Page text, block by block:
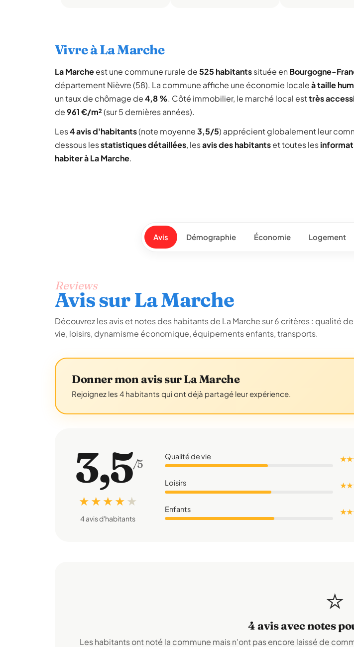
Vivre à La Marche
La Marcheest une commune rurale de525 habitantssituée en Bourgogne-
département Nièvre (58). La commune affiche une économie localeà taille
un taux de chômage de4,8 %. Côté immobilier, le marché local esttrès
de961 €/m²(sur 5 dernières années).
Les4 avis d'habitants(note moyenne3,5/5) apprécient globalement leur
dessous lesstatistiques détaillées, lesavis des habitantset toutes les
habiter à La Marche.
Avis Démographie Économie Logement
Reviews
Avis sur La Marche
Découvrez les avis et notes des habitants de La Marche sur 6 critères : qualité
vie, loisirs, dynamisme économique, équipements enfants, transports.
Donner mon avis sur La Marche
Rejoignez les 4 habitants qui ont déjà partagé leur expérience.
3,5/5
★ ★ ★ ★ ★
4 avis d'habitants
Qualité de vie ★ ★
Loisirs ★ ★
Enfants ★ ★
⭐
4 avis avec notes
Les habitants ont noté la commune mais n'ont pas encore laissé de